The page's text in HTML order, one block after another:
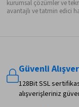
kurumsal çözümler ve
avantajlı ve tatmin edici
Güvenli
128Bit SSL
alışverişleriniz